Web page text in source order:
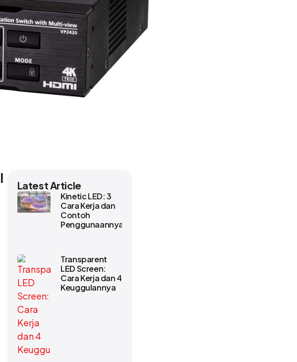
Latest Article
Kinetic LED: 3
Cara Kerja dan
Contoh
Penggunaannya
Transparent
LED Screen:
Cara Kerja dan 4
Keuggulannya